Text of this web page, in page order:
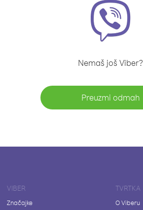
Nemaš još Viber?
Preuzmi odmah
VIBER
Značajke
TVRTKA
O Viberu